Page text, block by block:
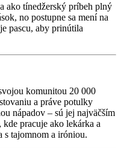
ako tínedžerský príbeh plný
no postupne sa mení na
pascu, aby prinútila
komunitou 20 000
a práve potulky
nápadov – sú jej najväčším
pracuje ako lekárka a
s tajomnom a iróniou.